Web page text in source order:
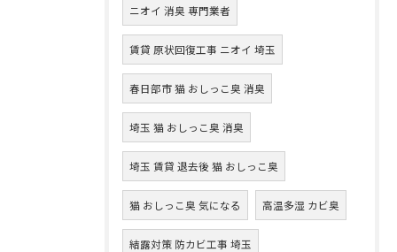
ニオイ 消臭 専門業者
賃貸 原状回復工事 ニオイ 埼玉
春日部市 猫 おしっこ臭 消臭
埼玉 猫 おしっこ臭 消臭
埼玉 賃貸 退去後 猫 おしっこ臭
猫 おしっこ臭 気になる 高温多湿 カビ臭
結露対策 防カビ工事 埼玉